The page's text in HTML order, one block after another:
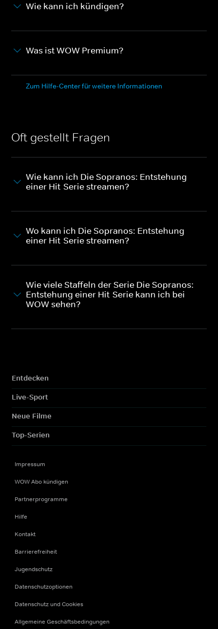
Wie kann ich kündigen?
Was ist WOW Premium?
Zum Hilfe-Center für weitere Informationen
Oft gestellt Fragen
Wie kann ich Die Sopranos: Entstehung
einer Hit-Serie streamen?
Wo kann ich Die Sopranos: Entstehung
einer Hit-Serie streamen?
Wie viele Staffeln der Serie Die Sopranos:
Entstehung einer Hit-Serie kann ich bei
WOW sehen?
Entdecken
Live-Sport
Neue Filme
Top-Serien
Impressum
WOW Abo kündigen
Partnerprogramme
Hilfe
Kontakt
Barrierefreiheit
Jugendschutz
Datenschutzoptionen
Datenschutz und Cookies
Allgemeine Geschäftsbedingungen